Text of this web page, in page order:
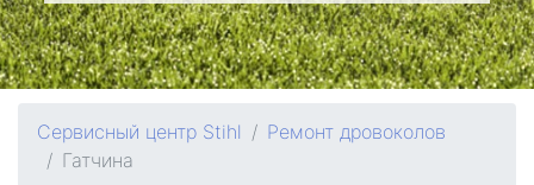
Сервисный центр Stihl
Ремонт дровоколов
Гатчина